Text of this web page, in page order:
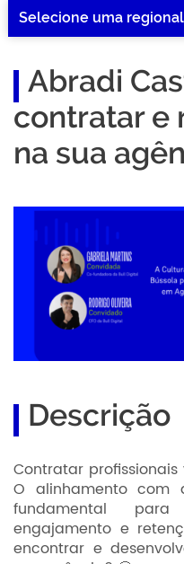
Selecione uma regional
Abradi
contratar e
na sua
Descrição
Contratar
O alinhamento com
fundamental para
engajamento e
encontrar e